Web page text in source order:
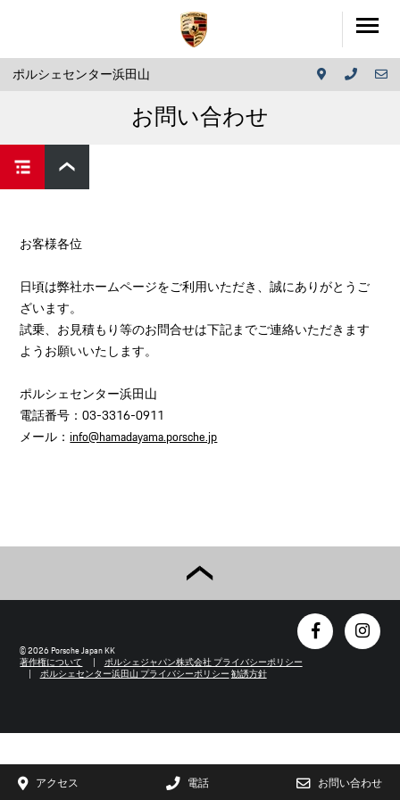
ポルシェセンター浜田山
お問い合わせ
お客様各位
日頃は弊社ホームページをご利用いただき、誠にありがとうご
ざいます。
試乗、お見積もり等のお問合せは下記までご連絡いただきます
ようお願いいたします。
ポルシェセンター浜田山
電話番号：03-3316-0911
メール： info@hamadayama.porsche.jp
© 2026 Porsche Japan KK
著作権について
ポルシェジャパン株式会社 プライバシーポリシー
ポルシェセンター浜田山 プライバシーポリシー 勧誘方針
アクセス 電話 お問い合わせ